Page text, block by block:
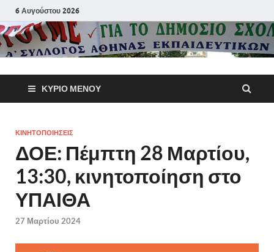
6 Αυγούστου 2026
Α΄
Αθηνών
Π.Ε.
ΚΎΡΙΟ ΜΕΝΟΎ
ΚΙΝΗΤΟΠΟΙΗΣΕΙΣ
ΔΟΕ: Πέμπτη 28 Μαρτίου,
13:30, κινητοποίηση στο
ΥΠΑΙΘΑ
27 Μαρτίου 2024